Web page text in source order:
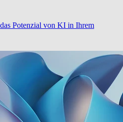
Potenzial von KI in Ihrem